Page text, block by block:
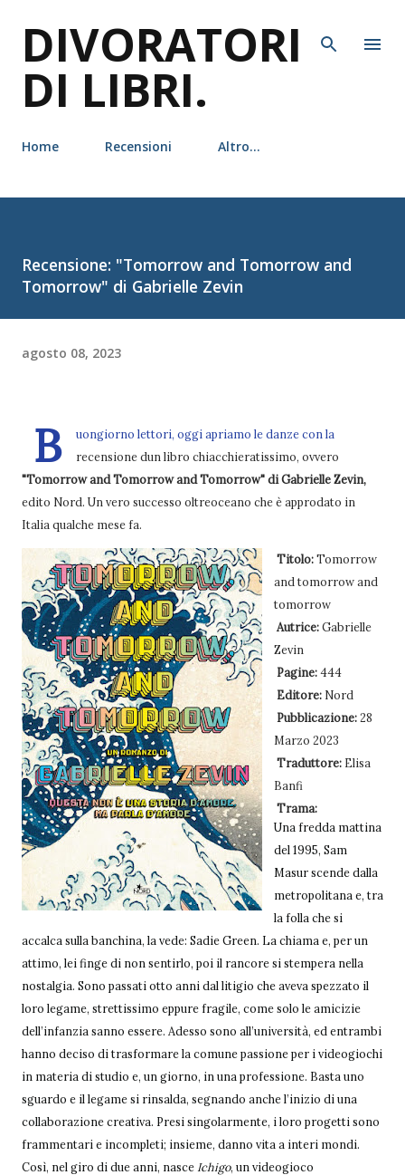
DIVORATORI
DI LIBRI.
Home Recensioni Altro…
Recensione: "Tomorrow and Tomorrow and
Tomorrow" di Gabrielle Zevin
agosto 08, 2023
B
uongiorno lettori, oggi apriamo le danze con la
recensione dun libro chiacchieratissimo, ovvero
"Tomorrow and Tomorrow and Tomorrow" di Gabrielle Zevin,
edito Nord. Un vero successo oltreoceano che è approdato in
Italia qualche mese fa.
Titolo:Tomorrow
and tomorrow and
tomorrow
Autrice:Gabrielle
Zevin
Pagine:444
Editore: Nord
Pubblicazione:28
Marzo 2023
Traduttore:Elisa
Banfi
Trama:
Una fredda mattina
del 1995, Sam
Masur scende dalla
metropolitana e, tra
la folla che si
accalca sulla banchina, la vede: Sadie Green. La chiama e, per un
attimo, lei finge di non sentirlo, poi il rancore si stempera nella
nostalgia. Sono passati otto anni dal litigio che aveva spezzato il
loro legame, strettissimo eppure fragile, come solo le amicizie
dell’infanzia sanno essere. Adesso sono all’università, ed entrambi
hanno deciso di trasformare la comune passione per i videogiochi
in materia di studio e, un giorno, in una professione. Basta uno
sguardo e il legame si rinsalda, segnando anche l’inizio di una
collaborazione creativa. Presi singolarmente, i loro progetti sono
frammentari e incompleti; insieme, danno vita a interi mondi.
Così, nel giro di due anni, nasce Ichigo, un videogioco